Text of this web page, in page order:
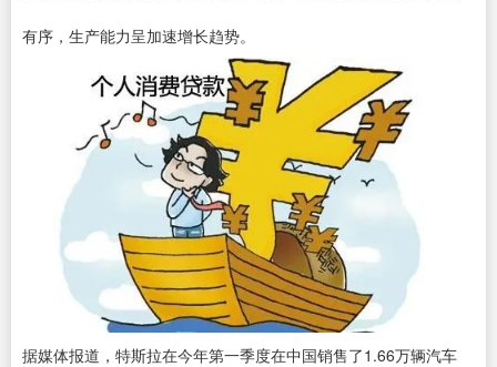
有序，生产能力呈加速增长趋势。
据媒体报道，特斯拉在今年第一季度在中国销售了1.66万辆汽车